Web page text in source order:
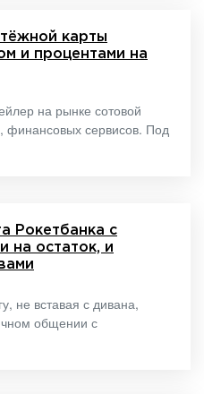
карты
и процентами на
на рынке сотовой
финансовых сервисов. Под
Рокетбанка с
на остаток, и
не вставая с дивана,
общении с